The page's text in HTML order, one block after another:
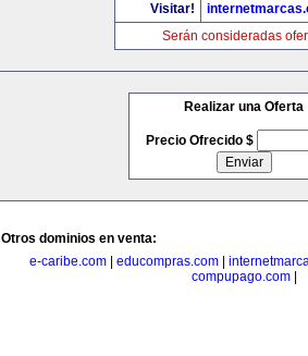
Visitar!
Serán consideradas
Realizar una Oferta
Precio Ofrecido $
Otros dominios en venta:
e-caribe.com| educompras.com|
compupago.com|